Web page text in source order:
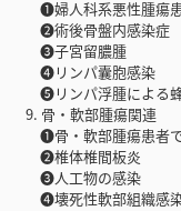
❶婦人科系悪性腫瘍患
❷術後骨盤内感染症
❸子宮留膿腫
❹リンパ囊胞感染
❺リンパ浮腫による
9. 骨・軟部腫瘍関連
❶骨・軟部腫瘍患者で
❷椎体椎間板炎
❸人工物の感染
❹壊死性軟部組織感